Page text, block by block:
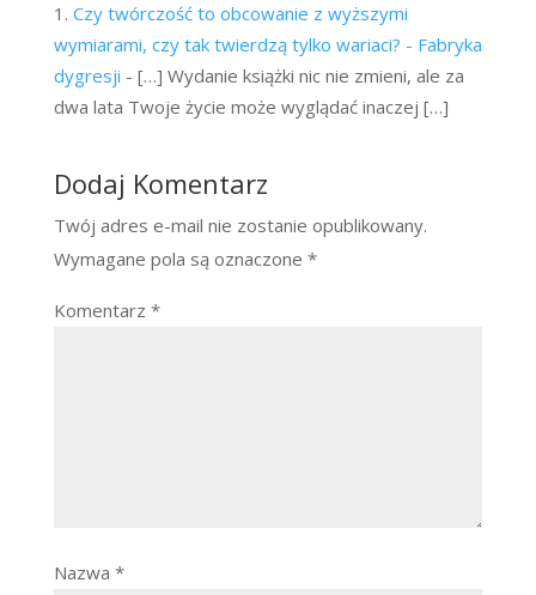
Czy twórczość to obcowanie z wyższymi
wymiarami, czy tak twierdzą tylko wariaci? - Fabryka
dygresji - […] Wydanie książki nic nie zmieni, ale za
dwa lata Twoje życie może wyglądać inaczej […]
Dodaj Komentarz
Twój adres e-mail nie zostanie opublikowany.
Wymagane pola są oznaczone *
Komentarz *
Nazwa *